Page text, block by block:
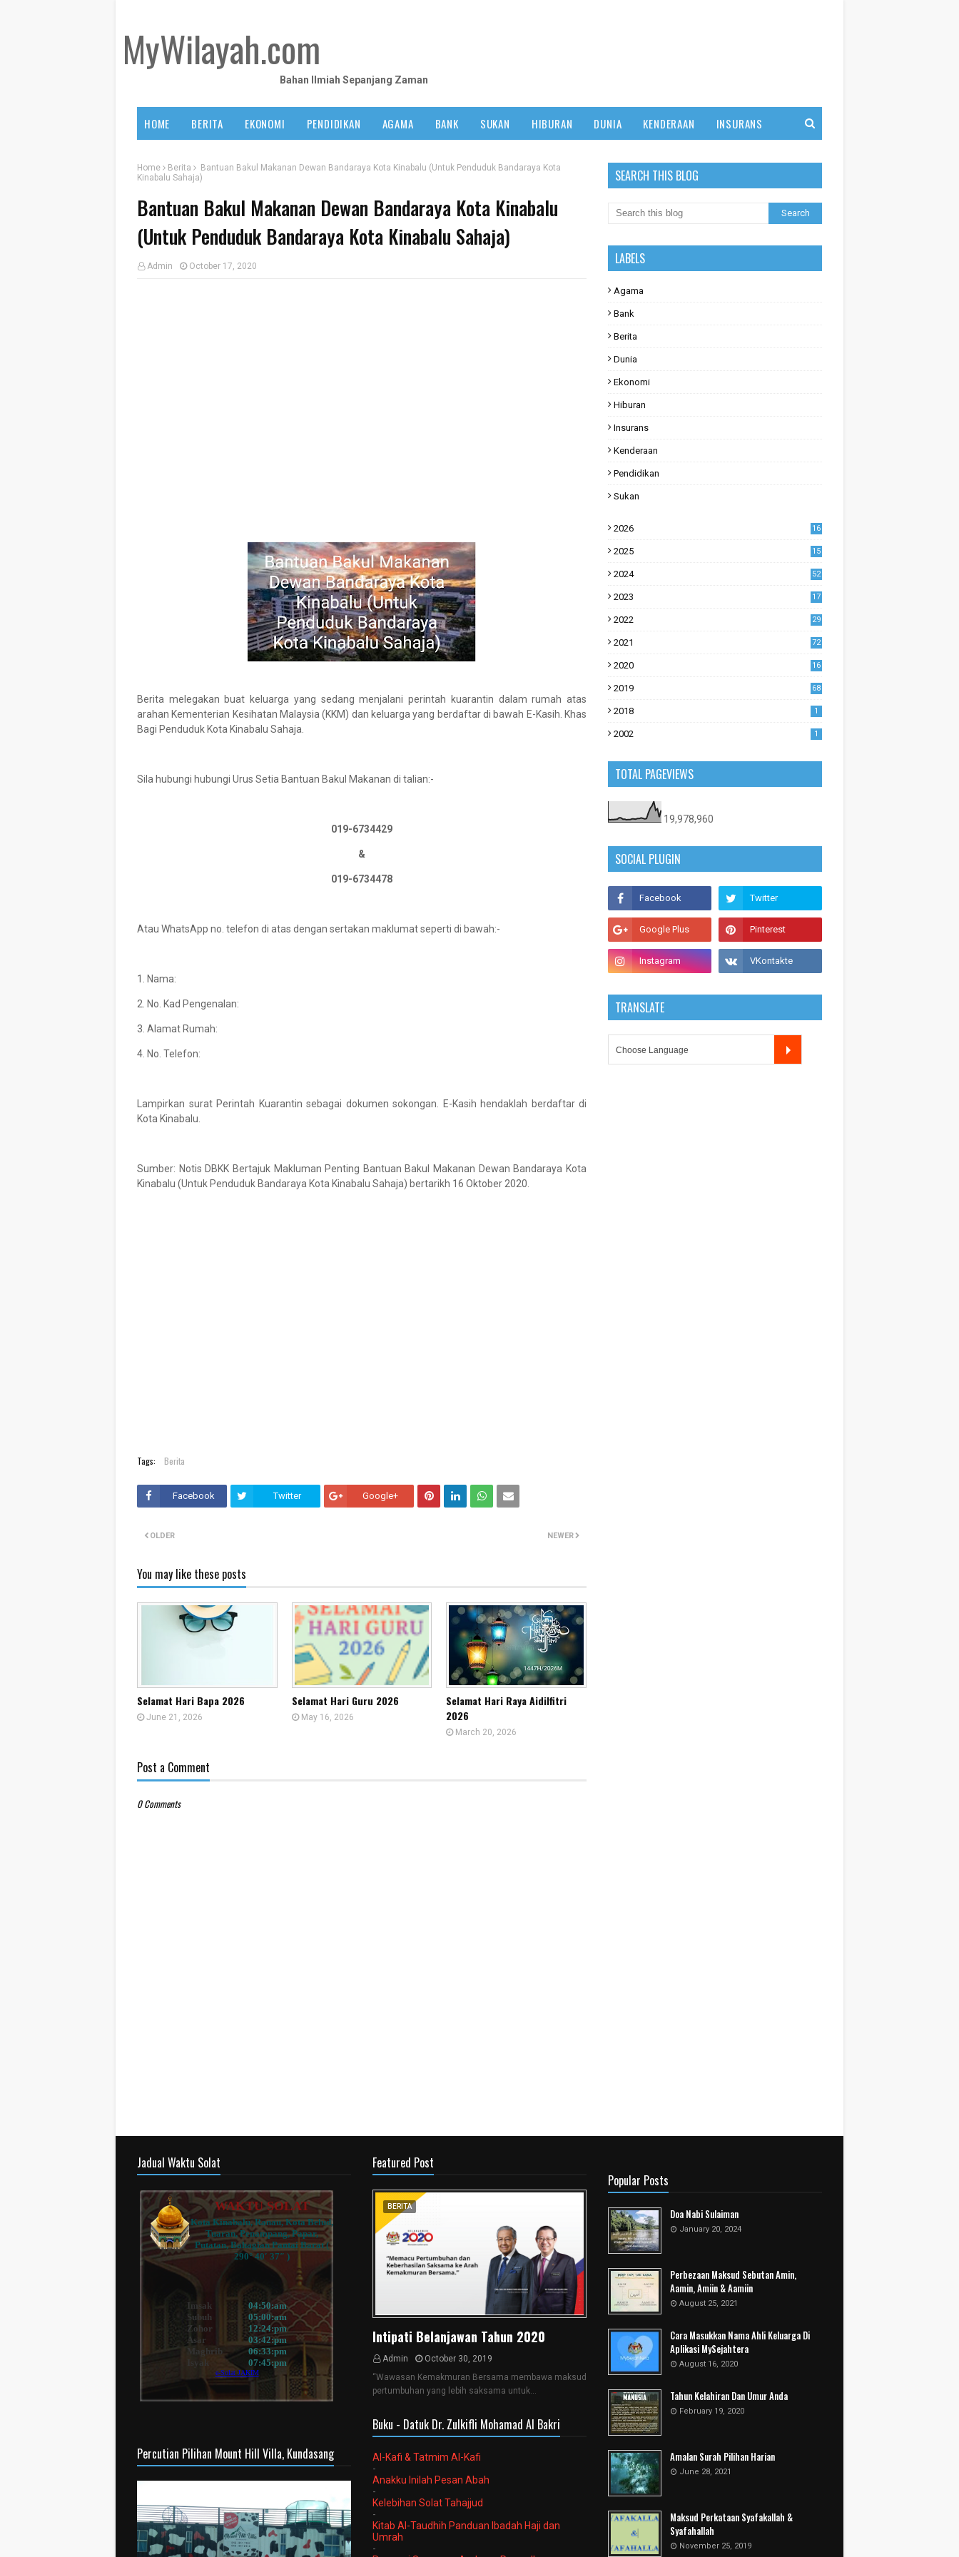
MyWilayah.com
Bahan Ilmiah Sepanjang Zaman
HOME BERITA EKONOMI PENDIDIKAN AGAMA BANK SUKAN HIBURAN DUNIA KENDERAAN INSURANS
Home Berita
Bantuan Bakul Makanan Dewan Bandaraya Kota Kinabalu (Untuk Penduduk Bandaraya Kota
Kinabalu Sahaja)
Bantuan Bakul Makanan Dewan Bandaraya Kota Kinabalu
(Untuk Penduduk Bandaraya Kota Kinabalu Sahaja)
Admin October 17, 2020
Berita melegakan buat keluarga yang sedang menjalani perintah kuarantin dalam rumah atas
arahan Kementerian Kesihatan Malaysia (KKM) dan keluarga yang berdaftar di bawah E-Kasih. Khas
Bagi Penduduk Kota Kinabalu Sahaja.
Sila hubungi hubungi Urus Setia Bantuan Bakul Makanan di talian:-
019-6734429
&
019-6734478
Atau WhatsApp no. telefon di atas dengan sertakan maklumat seperti di bawah:-
1. Nama:
2. No. Kad Pengenalan:
3. Alamat Rumah:
4. No. Telefon:
Lampirkan surat Perintah Kuarantin sebagai dokumen sokongan. E-Kasih hendaklah berdaftar di
Kota Kinabalu.
Sumber: Notis DBKK Bertajuk Makluman Penting Bantuan Bakul Makanan Dewan Bandaraya Kota
Kinabalu (Untuk Penduduk Bandaraya Kota Kinabalu Sahaja) bertarikh 16 Oktober 2020.
Tags: Berita
Facebook Twitter Google+
NEWER
OLDER
You may like these posts
Selamat Hari Bapa 2026
June 21, 2026
Selamat Hari Guru 2026
May 16, 2026
Selamat Hari Raya Aidilfitri
2026
March 20, 2026
Post a Comment
0 Comments
SEARCH THIS BLOG
LABELS
Agama
Bank
Berita
Dunia
Ekonomi
Hiburan
Insurans
Kenderaan
Pendidikan
Sukan
2026 16
2025 15
2024 52
2023
17
2022
29
2021
72
2020
16
2019
68
2018 1
2002 1
TOTAL PAGEVIEWS
19,978,960
SOCIAL PLUGIN
TRANSLATE
Jadual Waktu Solat
Percutian Pilihan Mount Hill Villa, Kundasang
Featured Post
BERITA
Intipati Belanjawan Tahun 2020
Admin
October 30, 2019
“Wawasan Kemakmuran Bersama membawa maksud
pertumbuhan yang lebih saksama untuk…
Buku - Datuk Dr. Zulkifli Mohamad Al Bakri
Al-Kafi & Tatmim Al-Kafi
-
Anakku Inilah Pesan Abah
-
Kelebihan Solat Tahajjud
-
Kitab Al-Taudhih Panduan Ibadah Haji dan
Umrah
-
Popular Posts
Doa Nabi Sulaiman
January 20, 2024
Perbezaan Maksud Sebutan Amin,
Aamin, Amiin & Aamiin
August 25, 2021
Cara Masukkan Nama Ahli Keluarga Di
Aplikasi MySejahtera
August 16, 2020
Tahun Kelahiran Dan Umur Anda
February 19, 2020
Amalan Surah Pilihan Harian
June 28, 2021
Maksud Perkataan Syafakallah &
Syafahallah
November 25, 2019